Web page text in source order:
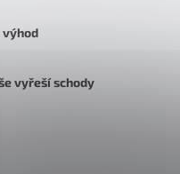
výhod
vyřeší schody